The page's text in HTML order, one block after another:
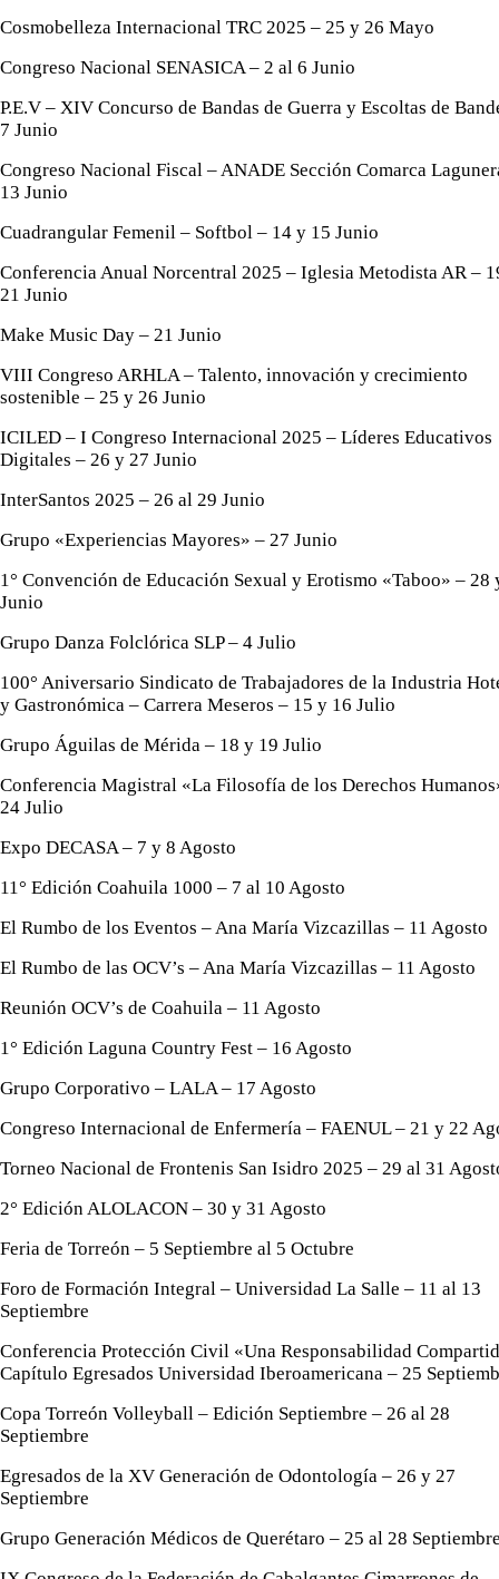
Cosmobelleza Internacional TRC 2025 – 25 y 26 Mayo
Congreso Nacional SENASICA – 2 al 6 Junio
P.E.V – XIV Concurso de Bandas de Guerra y Escoltas de
7 Junio
Congreso Nacional Fiscal – ANADE Sección Comarca
13 Junio
Cuadrangular Femenil – Softbol – 14 y 15 Junio
Conferencia Anual Norcentral 2025 – Iglesia Metodista AR –
21 Junio
Make Music Day – 21 Junio
VIII Congreso ARHLA – Talento, innovación y crecimiento
sostenible – 25 y 26 Junio
ICILED – I Congreso Internacional 2025 – Líderes Educativos
Digitales – 26 y 27 Junio
InterSantos 2025 – 26 al 29 Junio
Grupo «Experiencias Mayores» – 27 Junio
1° Convención de Educación Sexual y Erotismo «Taboo» – 28
Junio
Grupo Danza Folclórica SLP – 4 Julio
100° Aniversario Sindicato de Trabajadores de la Industria
y Gastronómica – Carrera Meseros – 15 y 16 Julio
Grupo Águilas de Mérida – 18 y 19 Julio
Conferencia Magistral «La Filosofía de los Derechos
24 Julio
Expo DECASA – 7 y 8 Agosto
11° Edición Coahuila 1000 – 7 al 10 Agosto
El Rumbo de los Eventos – Ana María Vizcazillas – 11 Agosto
El Rumbo de las OCV’s – Ana María Vizcazillas – 11 Agosto
Reunión OCV’s de Coahuila – 11 Agosto
1° Edición Laguna Country Fest – 16 Agosto
Grupo Corporativo – LALA – 17 Agosto
Congreso Internacional de Enfermería – FAENUL – 21 y 22
Torneo Nacional de Frontenis San Isidro 2025 – 29 al 31
2° Edición ALOLACON – 30 y 31 Agosto
Feria de Torreón – 5 Septiembre al 5 Octubre
Foro de Formación Integral – Universidad La Salle – 11 al 13
Septiembre
Conferencia Protección Civil «Una Responsabilidad
Capítulo Egresados Universidad Iberoamericana – 25
Copa Torreón Volleyball – Edición Septiembre – 26 al 28
Septiembre
Egresados de la XV Generación de Odontología – 26 y 27
Septiembre
Grupo Generación Médicos de Querétaro – 25 al 28